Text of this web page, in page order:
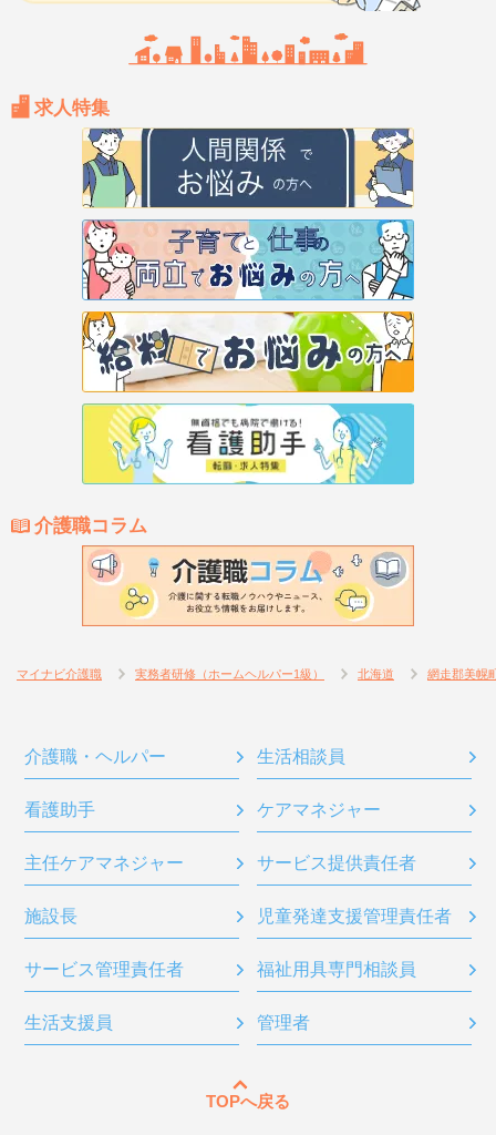
求人特集
介護職コラム
マイナビ介護職 実務者研修（ホームヘルパー1級） 北海道 網走郡美幌
介護職・ヘルパー 生活相談員
看護助手 ケアマネジャー
主任ケアマネジャー サービス提供責任者
施設長 児童発達支援管理責任者
サービス管理責任者 福祉用具専門相談員
生活支援員 管理者
TOPへ戻る